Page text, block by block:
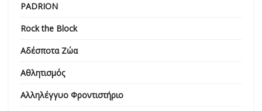
PADRION
Rock the Block
Αδέσποτα Ζώα
Αθλητισμός
Αλληλέγγυο Φροντιστήριο